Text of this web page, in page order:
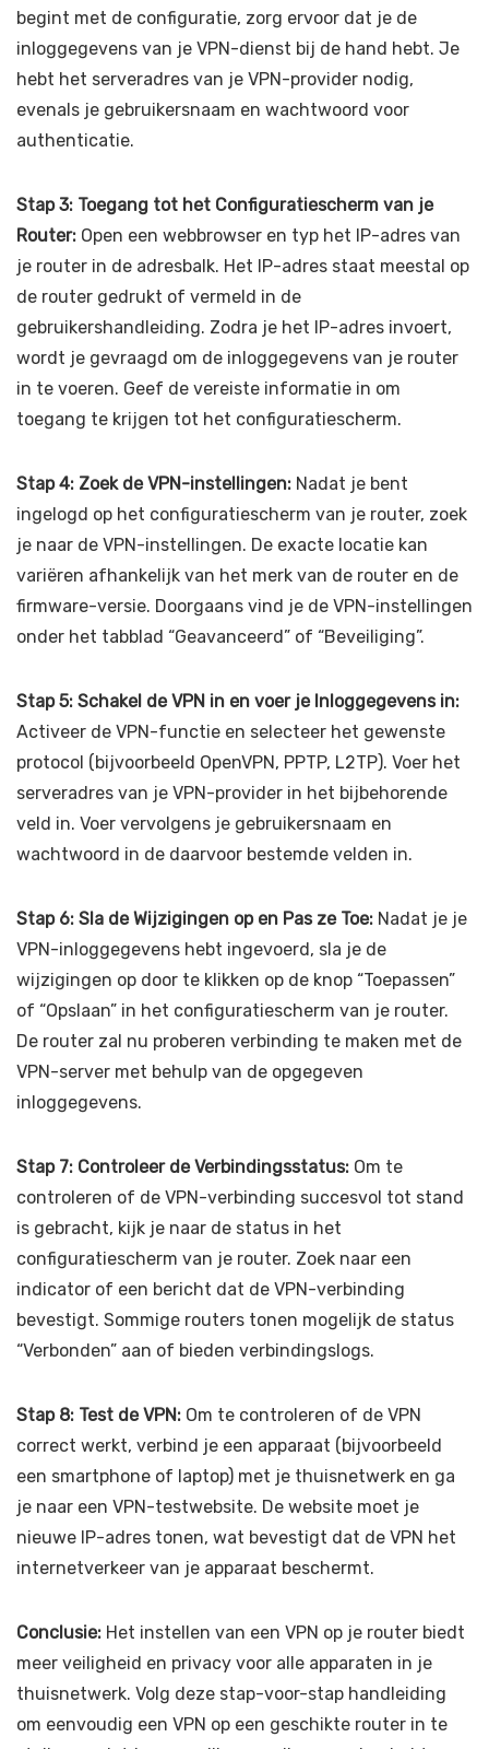
begint met de configuratie, zorg ervoor dat je de
inloggegevens van je VPN-dienst bij de hand hebt. Je
hebt het serveradres van je VPN-provider nodig,
evenals je gebruikersnaam en wachtwoord voor
authenticatie.
Stap 3: Toegang tot het Configuratiescherm van je
Router: Open een webbrowser en typ het IP-adres van
je router in de adresbalk. Het IP-adres staat meestal op
de router gedrukt of vermeld in de
gebruikershandleiding. Zodra je het IP-adres invoert,
wordt je gevraagd om de inloggegevens van je router
in te voeren. Geef de vereiste informatie in om
toegang te krijgen tot het configuratiescherm.
Stap 4: Zoek de VPN-instellingen: Nadat je bent
ingelogd op het configuratiescherm van je router, zoek
je naar de VPN-instellingen. De exacte locatie kan
variëren afhankelijk van het merk van de router en de
firmware-versie. Doorgaans vind je de VPN-instellingen
onder het tabblad “Geavanceerd” of “Beveiliging”.
Stap 5: Schakel de VPN in en voer je Inloggegevens in:
Activeer de VPN-functie en selecteer het gewenste
protocol (bijvoorbeeld OpenVPN, PPTP, L2TP). Voer het
serveradres van je VPN-provider in het bijbehorende
veld in. Voer vervolgens je gebruikersnaam en
wachtwoord in de daarvoor bestemde velden in.
Stap 6: Sla de Wijzigingen op en Pas ze Toe: Nadat je je
VPN-inloggegevens hebt ingevoerd, sla je de
wijzigingen op door te klikken op de knop “Toepassen”
of “Opslaan” in het configuratiescherm van je router.
De router zal nu proberen verbinding te maken met de
VPN-server met behulp van de opgegeven
inloggegevens.
Stap 7: Controleer de Verbindingsstatus: Om te
controleren of de VPN-verbinding succesvol tot stand
is gebracht, kijk je naar de status in het
configuratiescherm van je router. Zoek naar een
indicator of een bericht dat de VPN-verbinding
bevestigt. Sommige routers tonen mogelijk de status
“Verbonden” aan of bieden verbindingslogs.
Stap 8: Test de VPN: Om te controleren of de VPN
correct werkt, verbind je een apparaat (bijvoorbeeld
een smartphone of laptop) met je thuisnetwerk en ga
je naar een VPN-testwebsite. De website moet je
nieuwe IP-adres tonen, wat bevestigt dat de VPN het
internetverkeer van je apparaat beschermt.
Conclusie: Het instellen van een VPN op je router biedt
meer veiligheid en privacy voor alle apparaten in je
thuisnetwerk. Volg deze stap-voor-stap handleiding
om eenvoudig een VPN op een geschikte router in te